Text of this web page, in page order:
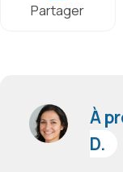
Partager
À
D.